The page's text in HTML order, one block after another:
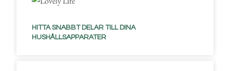
HITTA SNABBT DELAR TILL DINA
HUSHÅLLSAPPARATER